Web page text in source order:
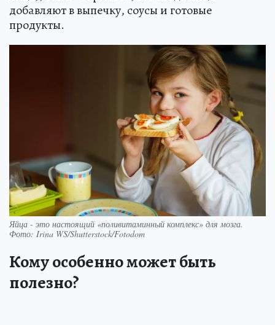
добавляют в выпечку, соусы и готовые
продукты.
Яйца - это настоящий «поливитаминный комплекс» для мозга.
Фото: Irina WS/Shutterstock/Fotodom
Кому особенно может быть
полезно?